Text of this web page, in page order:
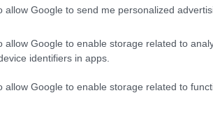
allow Google to send me personalized
allow Google to enable storage related to
identifiers in apps.
allow Google to enable storage related to
την εύφορη γη της Ηλείας, πρέπει
να μη ρίξετε μια ματιά στα
Καρύταινας